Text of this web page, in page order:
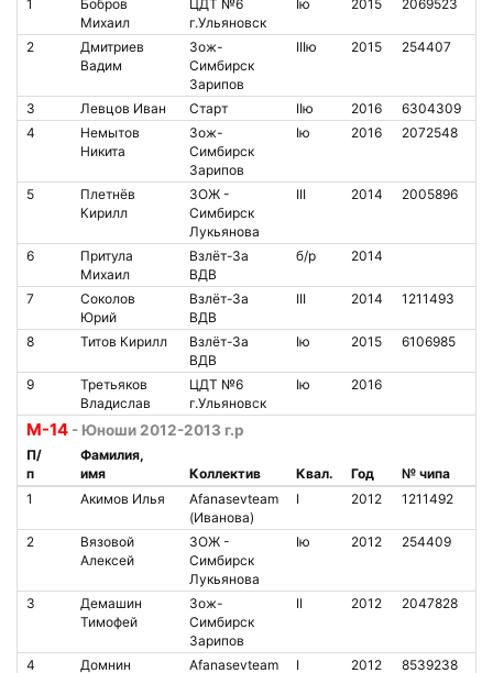
1
Бобров
Михаил
ЦДТ №6
г.Ульяновск
Iю 2015 2069523
2
Дмитриев
Вадим
Зож-
Симбирск
Зарипов
IIIю 2015 254407
3 Левцов Иван Старт IIю 2016 6304309
4
Немытов
Никита
Зож-
Симбирск
Зарипов
Iю 2016 2072548
5
Плетнёв
Кирилл
ЗОЖ -
Симбирск
Лукьянова
III 2014 2005896
6
Притула
Михаил
Взлёт-За
ВДВ
б/р 2014
7
Соколов
Юрий
Взлёт-За
ВДВ
III 2014 1211493
8 Титов Кирилл
Взлёт-За
ВДВ
Iю 2015 6106985
9
Третьяков
Владислав
ЦДТ №6
г.Ульяновск
Iю 2016
М-14 - Юноши 2012-2013 г.р
П/
п
Фамилия,
имя
Коллектив Квал. Год № чипа
1
Акимов Илья
Afanasevteam
(Иванова)
I 2012 1211492
2
Вязовой
Алексей
ЗОЖ -
Симбирск
Лукьянова
Iю 2012 254409
3
Демашин
Тимофей
Зож-
Симбирск
Зарипов
II 2012 2047828
4
Домнин
Afanasevteam I 2012 8539238